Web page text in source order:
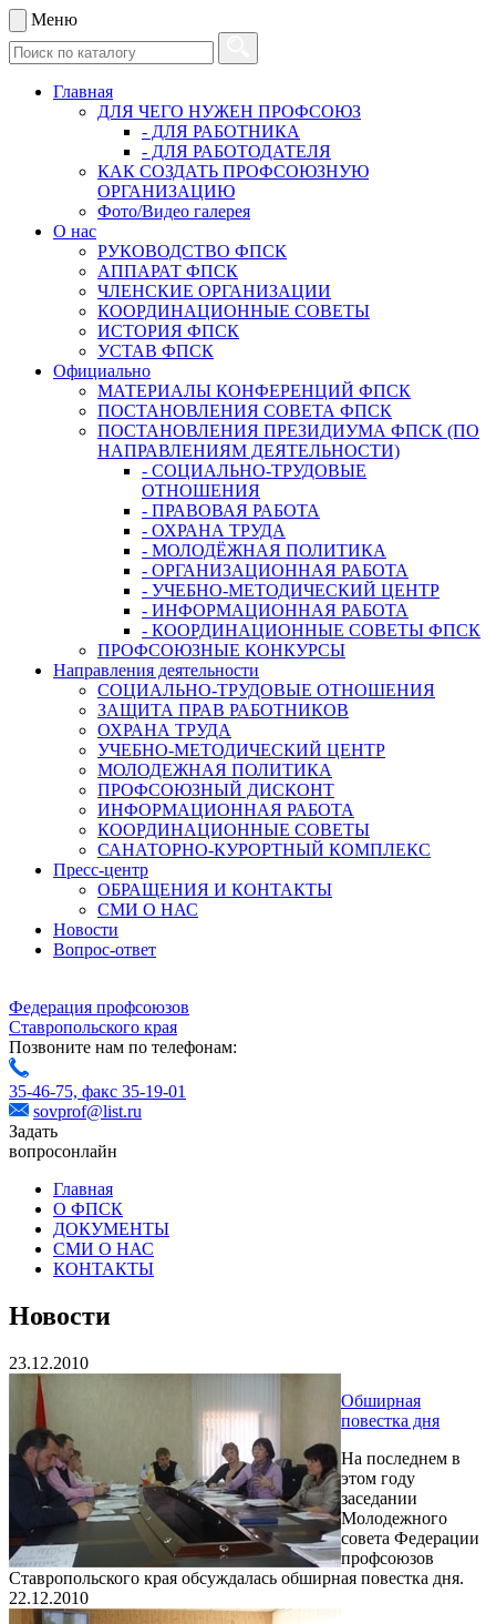
Меню
Главная
ДЛЯ ЧЕГО НУЖЕН ПРОФСОЮЗ
- ДЛЯ РАБОТНИКА
- ДЛЯ РАБОТОДАТЕЛЯ
КАК СОЗДАТЬ ПРОФСОЮЗНУЮ
ОРГАНИЗАЦИЮ
Фото/Видео галерея
О нас
РУКОВОДСТВО ФПСК
АППАРАТ ФПСК
ЧЛЕНСКИЕ ОРГАНИЗАЦИИ
КООРДИНАЦИОННЫЕ СОВЕТЫ
ИСТОРИЯ ФПСК
УСТАВ ФПСК
Официально
МАТЕРИАЛЫ КОНФЕРЕНЦИЙ ФПСК
ПОСТАНОВЛЕНИЯ СОВЕТА ФПСК
ПОСТАНОВЛЕНИЯ ПРЕЗИДИУМА ФПСК (ПО
НАПРАВЛЕНИЯМ ДЕЯТЕЛЬНОСТИ)
- СОЦИАЛЬНО-ТРУДОВЫЕ
ОТНОШЕНИЯ
- ПРАВОВАЯ РАБОТА
- ОХРАНА ТРУДА
- МОЛОДЁЖНАЯ ПОЛИТИКА
- ОРГАНИЗАЦИОННАЯ РАБОТА
- УЧЕБНО-МЕТОДИЧЕСКИЙ ЦЕНТР
- ИНФОРМАЦИОННАЯ РАБОТА
- КООРДИНАЦИОННЫЕ СОВЕТЫ ФПСК
ПРОФСОЮЗНЫЕ КОНКУРСЫ
Направления деятельности
СОЦИАЛЬНО-ТРУДОВЫЕ ОТНОШЕНИЯ
ЗАЩИТА ПРАВ РАБОТНИКОВ
ОХРАНА ТРУДА
УЧЕБНО-МЕТОДИЧЕСКИЙ ЦЕНТР
МОЛОДЕЖНАЯ ПОЛИТИКА
ПРОФСОЮЗНЫЙ ДИСКОНТ
ИНФОРМАЦИОННАЯ РАБОТА
КООРДИНАЦИОННЫЕ СОВЕТЫ
САНАТОРНО-КУРОРТНЫЙ КОМПЛЕКС
Пресс-центр
ОБРАЩЕНИЯ И КОНТАКТЫ
СМИ О НАС
Новости
Вопрос-ответ
Федерация профсоюзов
Ставропольского края
Позвоните нам по телефонам:
35-46-75, факс 35-19-01
sovprof@list.ru
Задать
вопросонлайн
Главная
О ФПСК
ДОКУМЕНТЫ
СМИ О НАС
КОНТАКТЫ
Новости
23.12.2010
Обширная
повестка дня
На последнем в
этом году
заседании
Молодежного
совета Федерации
профсоюзов
Ставропольского края обсуждалась обширная повестка дня.
22.12.2010